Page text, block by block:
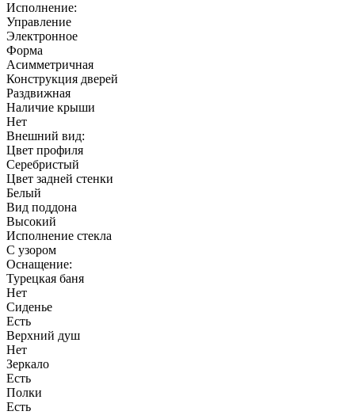
Исполнение:
Управление
Электронное
Форма
Асимметричная
Конструкция дверей
Раздвижная
Наличие крыши
Нет
Внешний вид:
Цвет профиля
Серебристый
Цвет задней стенки
Белый
Вид поддона
Высокий
Исполнение стекла
С узором
Оснащение:
Турецкая баня
Нет
Сиденье
Есть
Верхний душ
Нет
Зеркало
Есть
Полки
Есть